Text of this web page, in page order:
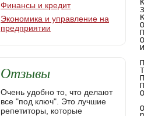
Финансы и кредит
Экономика и управление на
предприятии
Отзывы
Очень удобно то, что делают
все "под ключ". Это лучшие
репетиторы, которые